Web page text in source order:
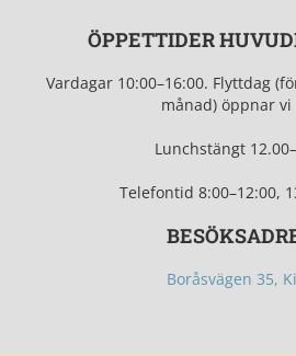
ÖPPETTIDER
Vardagar 10:00–16:00. Flyttdag
månad) öppnar vi
Lunchstängt 12.0
Telefontid 8:00–12:00,
Boråsvägen 35,